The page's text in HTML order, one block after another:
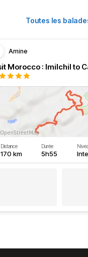
Toutes les
Amine
Distance
170 km
Durée
5h55